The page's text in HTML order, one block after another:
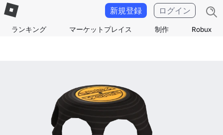
ランキング マーケットプレイス 制作 Robux
新規登録 ログイン